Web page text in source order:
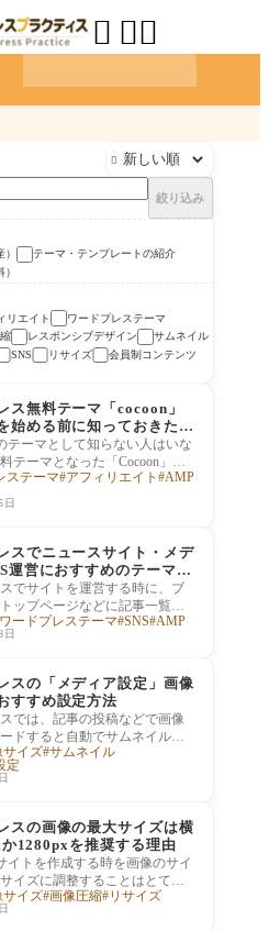
 

絞り込み
テーマ・テンプレートの紹介
リエイト
ワードプレステーマ
レスポンシブデザイン
サムネイル
SNS リサイズ
会員制コンテンツ
ス無料テーマ「cocoon」
始める前に知っておきたい
テーマとして知らない人はいな
テーマとなった「Cocoon」に
にcocoonで作成されたブログや
ステーマ アフィリエイト
AMP
スでニュースサイト・メデ
運営におすすめのテーマ10
でサイトを運営する時に、ブ
ップページなどに記事一覧を
という方法をとることもあり
ワードプレステーマ SNS AMP
スの「メディア設定」画像
すすめ設定方法
では、記事の投稿などで画像
ドすると自動でサムネイル画
の画像・大サイズの画像を生
サイズ サムネイル
定
スの画像の最大サイズは横
1280pxを推奨する理由
イトを作成する時を画像のサイ
イズに調整することはとても
す。 適切な画像サイズにリサ
サイズ 画像圧縮 リサイズ